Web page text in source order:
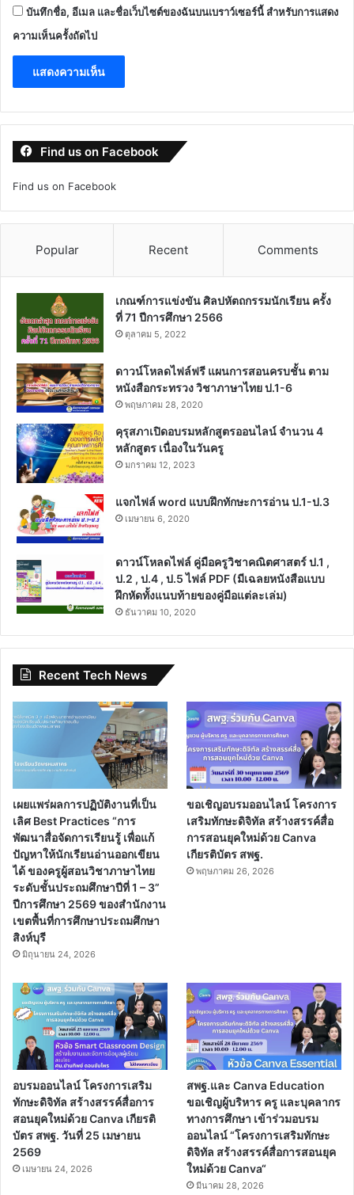
บันทึกชื่อ, อีเมล และชื่อเว็บไซต์ของฉันบนเบราว์เซอร์นี้ สำหรับการแสดง
ความเห็นครั้งถัดไป
Find us on Facebook
Find us on Facebook
Popular Recent Comments
เกณฑ์การแข่งขัน ศิลปหัตถกรรมนักเรียน ครั้ง
ที่ 71 ปีการศึกษา 2566
ตุลาคม 5, 2022
ดาวน์โหลดไฟล์ฟรี แผนการสอนครบชั้น ตาม
หนังสือกระทรวง วิชาภาษาไทย ป.1-6
พฤษภาคม 28, 2020
คุรุสภาเปิดอบรมหลักสูตรออนไลน์ จำนวน 4
หลักสูตร เนื่องในวันครู
มกราคม 12, 2023
แจกไฟล์ word แบบฝึกทักษะการอ่าน ป.1-ป.3
เมษายน 6, 2020
ดาวน์โหลดไฟล์ คู่มือครูวิชาคณิตศาสตร์ ป.1 ,
ป.2 , ป.4 , ป.5 ไฟล์ PDF (มีเฉลยหนังสือแบบ
ฝึกหัดทั้งแนบท้ายของคู่มือแต่ละเล่ม)
ธันวาคม 10, 2020
Recent Tech News
เผยแพร่ผลการปฏิบัติงานที่เป็น
เลิศ Best Practices “การ
พัฒนาสื่อจัดการเรียนรู้ เพื่อแก้
ปัญหาให้นักเรียนอ่านออกเขียน
ได้ ของครูผู้สอนวิชาภาษาไทย
ระดับชั้นประถมศึกษาปีที่ 1 – 3”
ปีการศึกษา 2569 ของสำนักงาน
เขตพื้นที่การศึกษาประถมศึกษา
สิงห์บุรี
มิถุนายน 24, 2026
ขอเชิญอบรมออนไลน์ โครงการ
เสริมทักษะดิจิทัล สร้างสรรค์สื่อ
การสอนยุคใหม่ด้วย Canva
เกียรติบัตร สพฐ.
พฤษภาคม 26, 2026
อบรมออนไลน์ โครงการเสริม
ทักษะดิจิทัล สร้างสรรค์สื่อการ
สอนยุคใหม่ด้วย Canva เกียรติ
บัตร สพฐ. วันที่ 25 เมษายน
2569
เมษายน 24, 2026
สพฐ.และ Canva Education
ขอเชิญผู้บริหาร ครู และบุคลากร
ทางการศึกษา เข้าร่วมอบรม
ออนไลน์ “โครงการเสริมทักษะ
ดิจิทัล สร้างสรรค์สื่อการสอนยุค
ใหม่ด้วย Canva“
มีนาคม 28, 2026